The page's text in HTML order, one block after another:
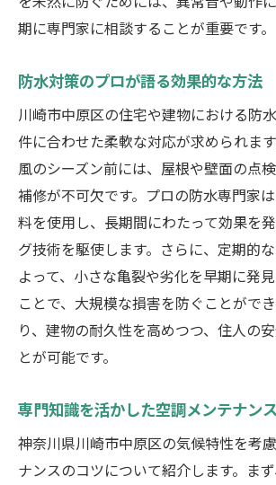
期に専門家に相談することが重要です。
防水対策のプロが語る効果的な方法
川崎市中原区の住宅や建物における防
件に合わせた柔軟な対応が求められま
風のシーズン前には、屋根や壁面の点
補修が不可欠です。プロの防水専門家
料を使用し、長期間にわたって効果を
グ技術を駆使します。さらに、定期的
よって、小さな亀裂や劣化を早期に発
ことで、大規模な損害を防ぐことがで
り、建物の耐久性を高めつつ、住人の
とが可能です。
専門知識を活かした空調メンテナン
神奈川県川崎市中原区の気候特性を考
ナンスのコツについて紹介します。ま